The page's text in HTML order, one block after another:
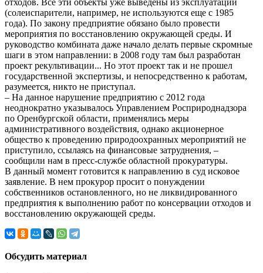
отходов. Все эти объекты уже выведены из эксплуатации
(солеиспарители, например, не используются еще с 1985
года). По закону предприятие обязано было провести
мероприятия по восстановлению окружающей среды. И
руководство комбината даже начало делать первые скромные
шаги в этом направлении: в 2008 году там был разработан
проект рекультивации... Но этот проект так и не прошел
государственной экспертизы, и непосредственно к работам,
разумеется, никто не приступал.
– На данное нарушение предприятию с 2012 года
неоднократно указывалось Управлением Росприроднадзора
по Оренбургской области, применялись меры
административного воздействия, однако акционерное
общество к проведению природоохранных мероприятий не
приступило, ссылаясь на финансовые затруднения, –
сообщили нам в пресс-службе областной прокуратуры.
В данный момент готовится к направлению в суд исковое
заявление. В нем прокурор просит о понуждении
собственников остановленного, но не ликвидированного
предприятия к выполнению работ по консервации отходов и
восстановлению окружающей среды.
Обсудить материал